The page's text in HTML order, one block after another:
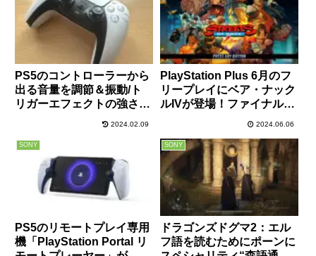
PS5のコントローラーから
出る音量を調節＆振動/ト
リガーエフェクトの強さを
説
2024.02.09
PlayStation Plus 6月のフ
リープレイにベア・ナック
ルIVが登場！ファイナルフ
対応しているので家族でも
楽しめる！
2024.06.06
SONY
PS5のリモートプレイ専用
機「PlayStation Portal リ
SONY
ドラゴンズドグマ2：エル
フ語を読むためにポーンに